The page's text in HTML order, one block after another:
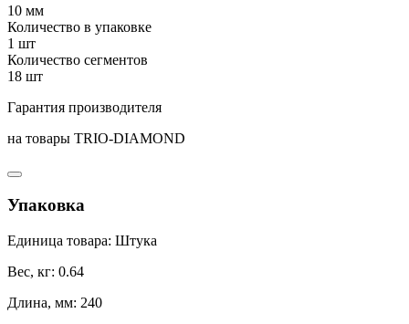
10 мм
Количество в упаковке
1 шт
Количество сегментов
18 шт
Гарантия производителя
на товары TRIO-DIAMOND
Упаковка
Единица товара: Штука
Вес, кг: 0.64
Длина, мм: 240